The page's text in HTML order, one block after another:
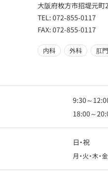
大阪府枚方市招堤元町
TEL: 072‐855‐0117
FAX: 072-855-0117
内科 外科 肛
9:30～12:00
18:00～
日・祝
月・火・木